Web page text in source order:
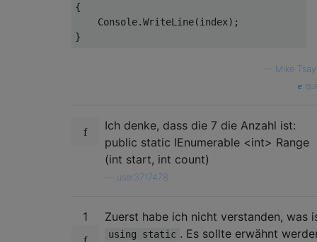
{
    Console.WriteLine(index);
Mike
Ich denke, dass die 7 die Anzahl ist:
public static IEnumerable <int> Range
(int start, int count)
user3717478
1 Zuerst habe ich nicht verstanden, was
using static . Es sollte erwähnt